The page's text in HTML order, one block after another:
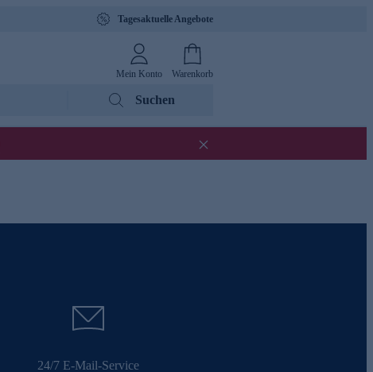
Tagesaktuelle Angebote
Mein Konto Warenkorb
Suchen
24/7 E-Mail-Service